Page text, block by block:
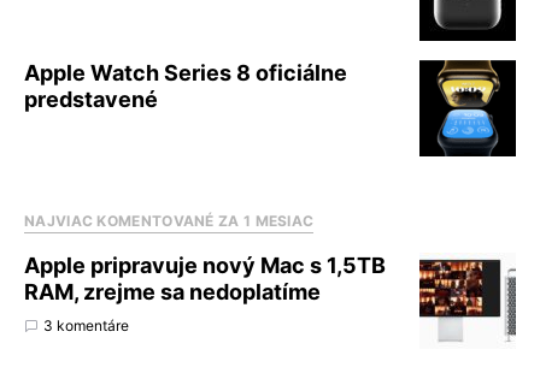
Apple Watch Series 8 oficiálne
predstavené
NAJVIAC KOMENTOVANÉ ZA 1 MESIAC
Apple pripravuje nový Mac s 1,5TB
RAM, zrejme sa nedoplatíme
3 komentáre